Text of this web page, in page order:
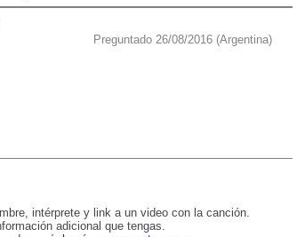
Preguntado 26/08/2016 (Argentina)
intérprete y link a un video con la canción.
adicional que tengas.